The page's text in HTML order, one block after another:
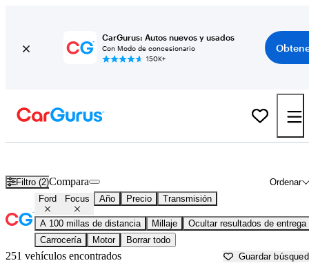
CarGurus: Autos nuevos y usados
Con Modo de concesionario
150K+
Filtro (2) Ordenar
Compara
Ford Focus Año Precio Transmisión
A 100 millas de distancia Millaje
Ocultar resultados de entrega
Carrocería
Motor Borrar todo
251 vehículos encontrados Guardar